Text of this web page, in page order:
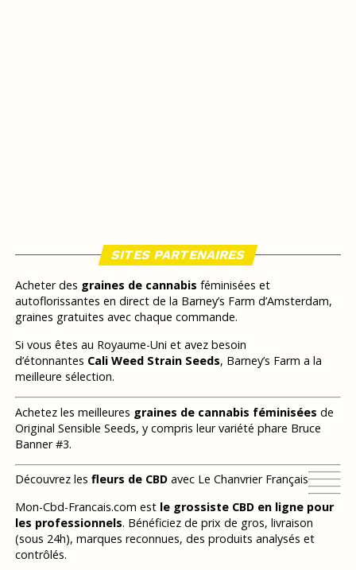
SITES PARTENAIRES
Acheter des graines de cannabis féminisées et
autoflorissantes en direct de la Barney’s Farm d’Amsterdam,
graines gratuites avec chaque commande.
Si vous êtes au Royaume-Uni et avez besoin
d’étonnantes Cali Weed Strain Seeds, Barney’s Farm a la
meilleure sélection.
Achetez les meilleures graines de cannabis féminisées de
Original Sensible Seeds, y compris leur variété phare Bruce
Banner #3.
Découvrez les fleurs de CBDavec Le Chanvrier Français
Mon-Cbd-Francais.com est le grossiste CBD en ligne pour
les professionnels. Bénéficiez de prix de gros, livraison
(sous 24h), marques reconnues, des produits analysés et
contrôlés.